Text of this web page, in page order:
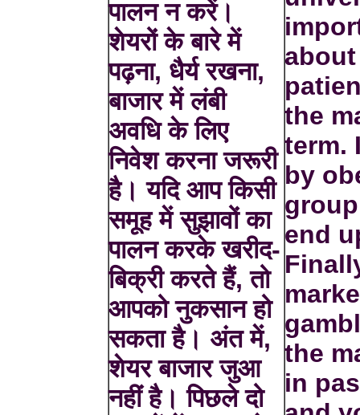
पालन न करें।
शेयरों के बारे में
पढ़ना, धैर्य रखना,
बाजार में लंबी
अवधि के लिए
निवेश करना जरूरी
है। यदि आप किसी
समूह में सुझावों का
पालन करके खरीद-
बिक्री करते हैं, तो
आपको नुकसान हो
सकता है। अंत में,
शेयर बाजार जुआ
नहीं है। पिछले दो
the
term.
by
end
the
in